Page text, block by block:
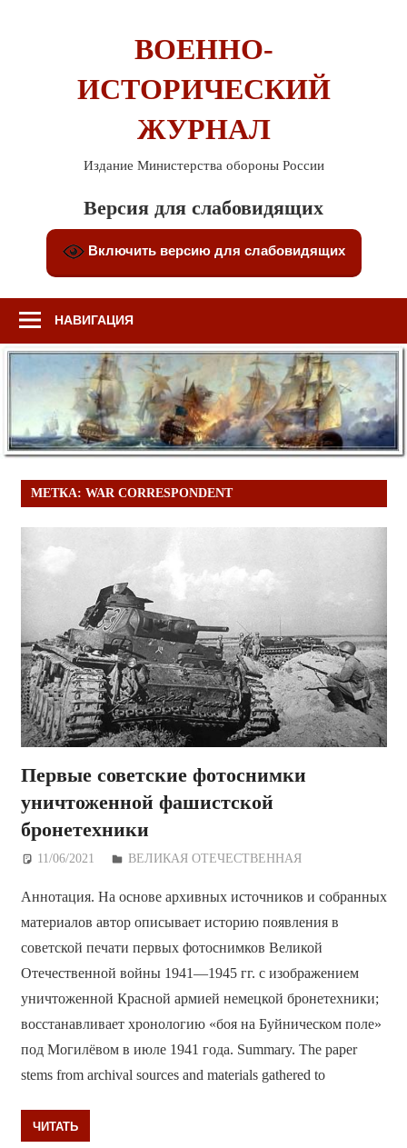
ВОЕННО-
ИСТОРИЧЕСКИЙ
ЖУРНАЛ
Издание Министерства обороны России
Версия для слабовидящих
Включить версию для слабовидящих
НАВИГАЦИЯ
МЕТКА: WAR CORRESPONDENT
Первые советские фотоснимки
уничтоженной фашистской
бронетехники
11/06/2021 Дежурный по Редакции
ВЕЛИКАЯ ОТЕЧЕСТВЕННАЯ
Аннотация. На основе архивных источников и собранных
материалов автор описывает историю появления в
советской печати первых фотоснимков Великой
Отечественной войны 1941—1945 гг. с изображением
уничтоженной Красной армией немецкой бронетехники;
восстанавливает хронологию «боя на Буйническом поле»
под Могилёвом в июле 1941 года. Summary. The paper
stems from archival sources and materials gathered to
ЧИТАТЬ